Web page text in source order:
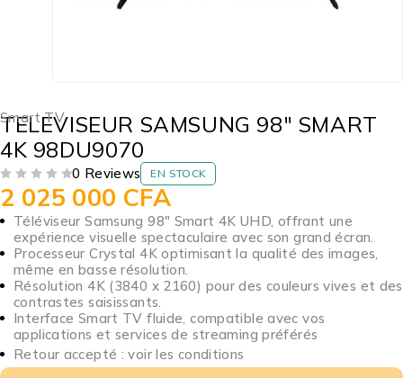
Smart TV
TELEVISEUR SAMSUNG 98″ SMART
4K 98DU9070
0 Reviews EN STOCK
2 025 000 CFA
Téléviseur Samsung 98″ Smart 4K UHD, offrant une
expérience visuelle spectaculaire avec son grand écran.
Processeur Crystal 4K optimisant la qualité des images,
même en basse résolution.
Résolution 4K (3840 x 2160) pour des couleurs vives et des
contrastes saisissants.
Interface Smart TV fluide, compatible avec vos
applications et services de streaming préférés
Retour accepté : voir les conditions